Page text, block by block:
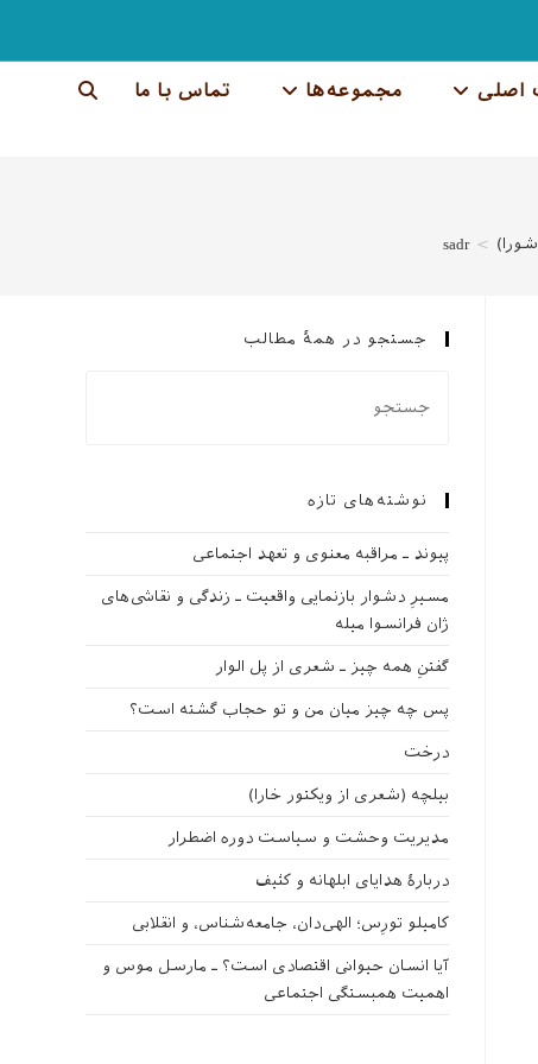
اصلی مجموعه‌ها تماس با ما جستجوی
>
sadr
جستجو در همهٔ مطالب
نوشته‌های تازه
پیوند ـ مراقبه‌ معنوی و تعهد اجتماعی
مسیرِ دشوار بازنمایی واقعیت ـ زندگی و نقاشی‌های
ژان فرانسوا میله
گفتنِ همه چیز ـ شعری از پل الوار
پس چه چیز میان من و تو حجاب گشته است؟
درخت
بیلچه (شعری از ویکتور خارا)
مدیریت وحشت و سیاست دوره اضطرار
دربارهٔ هدایای ابلهانه و کثیف
کامیلو تورِس؛ الهی‌دان، جامعه‌شناس، و انقلابی
آیا انسان حیوانی اقتصادی است؟ ـ مارسل موس و
اهمیت همبستگی اجتماعی